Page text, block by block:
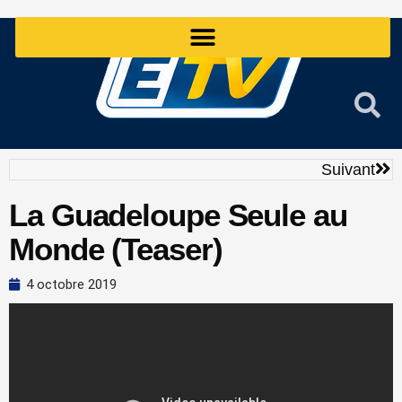
Suivant
La Guadeloupe Seule au
Monde (Teaser)
4 octobre 2019